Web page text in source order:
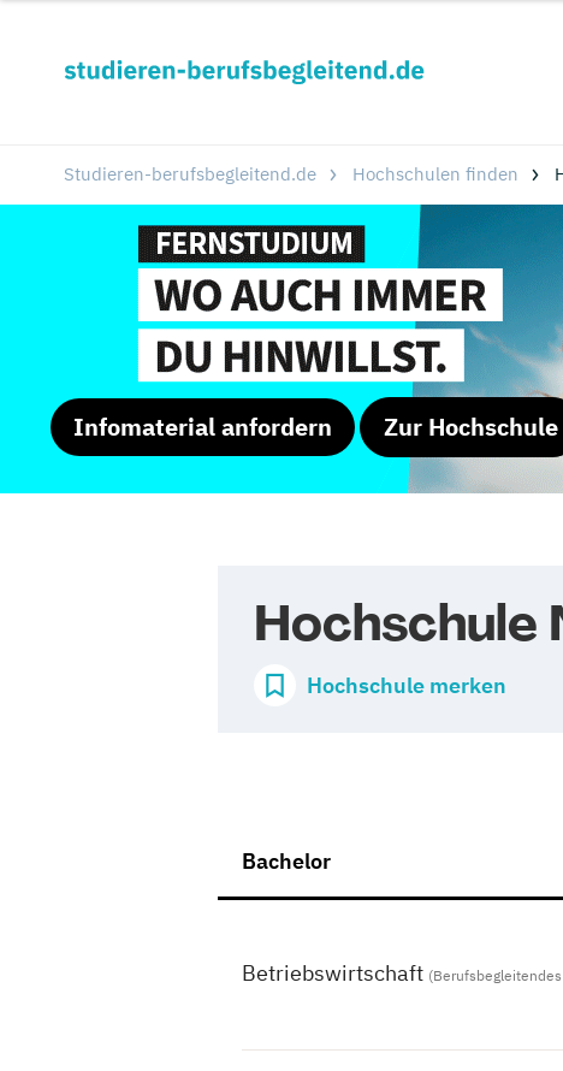
Studieren-berufsbegleitend.de Hochschulen finden
Infomaterial anfordern Zur Hochschule
Hochschule
Hochschule merken
Bachelor
Betriebswirtschaft